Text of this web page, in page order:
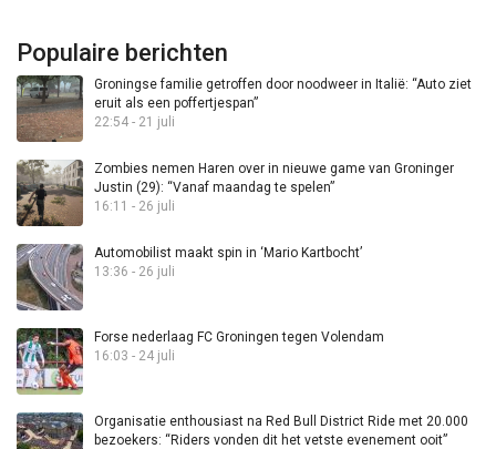
Populaire berichten
Groningse familie getroffen door noodweer in Italië: “Auto ziet
eruit als een poffertjespan”
22:54 - 21 juli
Zombies nemen Haren over in nieuwe game van Groninger
Justin (29): “Vanaf maandag te spelen”
16:11 - 26 juli
Automobilist maakt spin in ‘Mario Kartbocht’
13:36 - 26 juli
Forse nederlaag FC Groningen tegen Volendam
16:03 - 24 juli
Organisatie enthousiast na Red Bull District Ride met 20.000
bezoekers: “Riders vonden dit het vetste evenement ooit”